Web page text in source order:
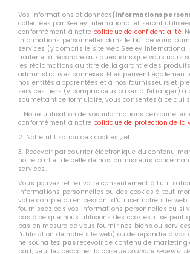
Vos informations et données(informations
collectées par Seeley International et seront
conformément à notre politique de confidentialité.
informations personnelles dans le but de vous
services (y compris le site web Seeley International
traiter et à répondre aux questions que vous nous
les réclamations au titre de la garantie des
administratives connexes. Elles peuvent également
nos entités apparentées et à nos fournisseurs et
services tiers (y compris ceux basés à l'étranger) à
soumettant ce formulaire, vous consentez à ce qui
1. Notre utilisation de vos informations personnelles
conformément à notre politique de protection de la
2. Notre utilisation des cookies ; et
3. Recevoir par courrier électronique du contenu
notre part et de celle de nos fournisseurs
services.
Vous pouvez retirer votre consentement à
informations personnelles ou des cookies à tout
votre compte ou en cessant d'utiliser notre site
fournissez pas vos informations personnelles ou si
pas à ce que nous utilisions des cookies, il se peut
pas en mesure de vous fournir nos biens ou
l'utilisation de notre site web) ou de répondre à vos
ne souhaitez pas recevoir de contenu de
part, veuillez décocher la caseJe souhaite recevoir